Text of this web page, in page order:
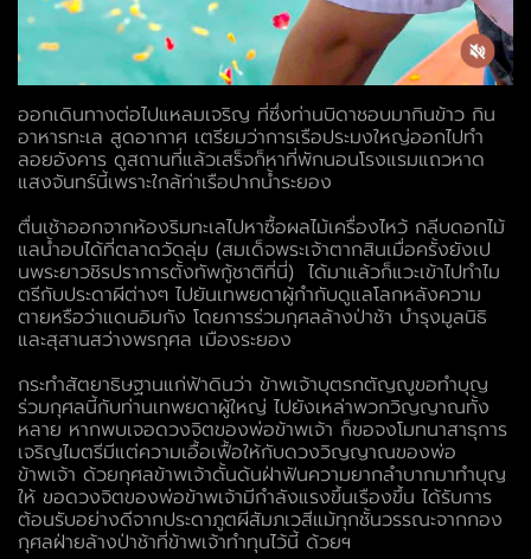
ออกเดินทางต่อไปแหลมเจริญ ที่ซึ่งท่านบิดาชอบมากินข้าว กิน
อาหารทะเล สูดอากาศ เตรียมว่าการเรือประมงใหญ่ออกไปทำ
ลอยอังคาร ดูสถานที่แล้วเสร็จก็หาที่พักนอนโรงแรมแถวหาด
แสงจันทร์นี้เพราะใกล้ท่าเรือปากน้ำระยอง
ตื่นเช้าออกจากห้องริมทะเลไปหาซื้อผลไม้เครื่องไหว้ กลีบดอกไม้
แลน้ำอบได้ที่ตลาดวัดลุ่ม (สมเด็จพระเจ้าตากสินเมื่อครั้งยังเป
นพระยาวชิรปราการตั้งทัพกู้ชาติที่นี่) ได้มาแล้วก็แวะเข้าไปทำไม
ตรีกับประดาผีต่างๆ ไปยันเทพยดาผู้กำกับดูแลโลกหลังความ
ตายหรือว่าแดนอิมกัง โดยการร่วมกุศลล้างป่าช้า บำรุงมูลนิธิ
และสุสานสว่างพรกุศล เมืองระยอง
กระทำสัตยาธิษฐานแก่ฟ้าดินว่า ข้าพเจ้าบุตรกตัญญูขอทำบุญ
ร่วมกุศลนี้กับท่านเทพยดาผู้ใหญ่ ไปยังเหล่าพวกวิญญาณทั้ง
หลาย หากพบเจอดวงจิตของพ่อข้าพเจ้า ก็ขอจงโมทนาสาธุการ
เจริญไมตรีมีแต่ความเอื้อเฟื้อให้กับดวงวิญญาณของพ่อ
ข้าพเจ้า ด้วยกุศลข้าพเจ้าดั้นด้นฝ่าฟันความยากลำบากมาทำบุญ
ให้ ขอดวงจิตของพ่อข้าพเจ้ามีกำลังแรงขึ้นเรืองขึ้น ได้รับการ
ต้อนรับอย่างดีจากประดาภูตผีสัมภเวสีแม้ทุกชั้นวรรณะจากกอง
กุศลฝ่ายล้างป่าช้าที่ข้าพเจ้าทำทุนไว้นี้ ด้วยฯ